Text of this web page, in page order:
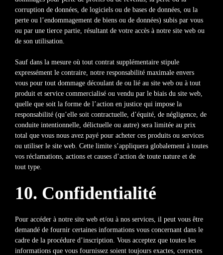
corruption de données, de logiciels ou de bases de données, ou la
perte ou l’endommagement de biens ou de données) subis par vous
ou par une tierce partie, résultant de votre accès à notre site web ou
de son utilisation.
Sauf dans la mesure où tout contrat supplémentaire stipule
expressément le contraire, notre responsabilité maximale envers
vous pour tout dommage découlant de ou lié au site web ou à tout
produit et service commercialisé ou vendu par le biais du site web,
quelle que soit la forme de l’action en justice qui impose la
responsabilité (qu’elle soit contractuelle, d’équité, de négligence, de
conduite intentionnelle, délictuelle ou autre) sera limitée au prix
total que vous nous avez payé pour acheter ces produits ou services
ou utiliser le site web. Cette limite s’appliquera globalement à toutes
vos réclamations, actions et causes d’action de toute nature et de
tout type.
10. Confidentialité
Pour accéder à notre site web et/ou à nos services, il peut vous être
demandé de fournir certaines informations vous concernant dans le
cadre de la procédure d’inscription. Vous acceptez que toutes les
informations que vous fournissez soient toujours exactes, correctes